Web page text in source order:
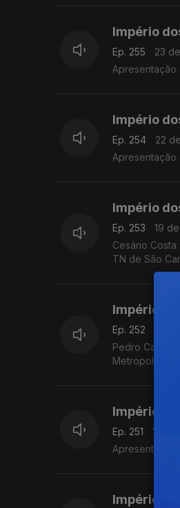
Império
Ep. 255
23
Apresentação
Império
Ep. 254
22
Apresentação
Império
Ep. 253
19
Cesário
TN de São
Império
Ep. 252
Pedro Carneiro:
Metropolitana
Império
Ep. 251
17
Apresentação
Império